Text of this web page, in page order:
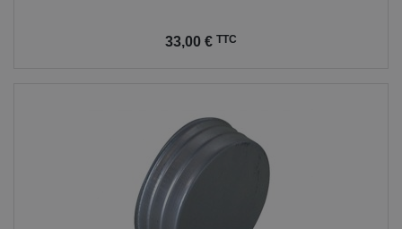
33,00 € TTC